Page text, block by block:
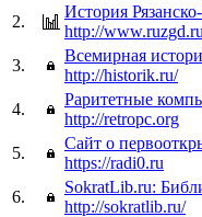
2.
История
http://
3.
Всемирная
http://historik.ru/
4.
Раритетные
http://retropc.org
5.
Сайт о
https://radi0.ru
6.
SokratLib.ru:
http://sokratlib.ru/